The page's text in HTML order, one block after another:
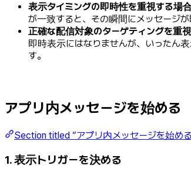
表示タイミングの即時性を重視する場合
が一致すると、その瞬間にメッセージが
正確な配信対象のターゲティングを重
即時表示にはなりませんが、いったん
す。
アプリ内メッセージを始める
Section titled “アプリ内メッセージを始め
1. 表示トリガーを決める